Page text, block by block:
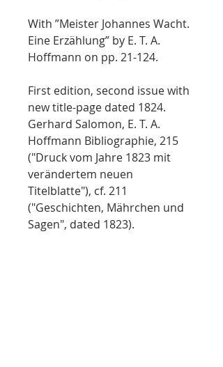
With ”Meister Johannes Wacht.
Eine Erzählung” by E. T. A.
Hoffmann on pp. 21-124.
First edition, second issue with
new title-page dated 1824.
Gerhard Salomon, E. T. A.
Hoffmann Bibliographie, 215
("Druck vom Jahre 1823 mit
verändertem neuen
Titelblatte"), cf. 211
("Geschichten, Mährchen und
Sagen", dated 1823).